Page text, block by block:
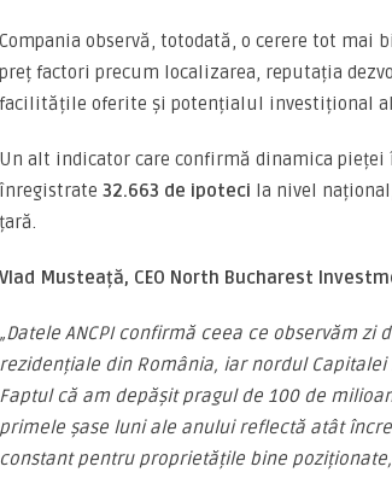
Compania observă, totodată, o cerere tot
preț factori precum localizarea, reputația
facilitățile oferite și potențialul investițional
Un alt indicator care confirmă dinamica
înregistrate 32.663 de ipoteci la nivel
țară.
Vlad Musteață, CEO North Bucharest
„Datele ANCPI confirmă ceea ce observăm
rezidențiale din România, iar nordul
Faptul că am depășit pragul de 100 de
primele șase luni ale anului reflectă atât
constant pentru proprietățile bine